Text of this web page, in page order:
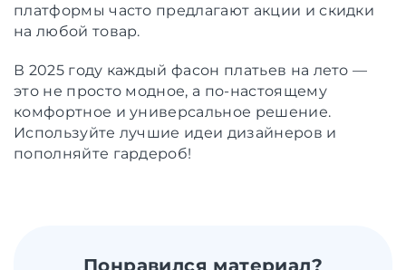
платформы часто предлагают акции и скидки
на любой товар.
В 2025 году каждый фасон платьев на лето —
это не просто модное, а по-настоящему
комфортное и универсальное решение.
Используйте лучшие идеи дизайнеров и
пополняйте гардероб!